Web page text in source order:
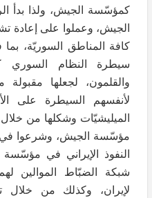
كمؤسّسة الجيش، ولذا بدأ
الجيش، وعملوا على إعادة
كافة المناطق السوريّة،
سيطرة النظام
والقلمون، لجعلها
لأنفسهم السيطرة على
الميليشيّات وشكلها من
مؤسّسة الجيش، وشرعوا
النفوذ الإيراني في
شبكة الضبّاط الموالين
لإيران، وكذلك من خلال